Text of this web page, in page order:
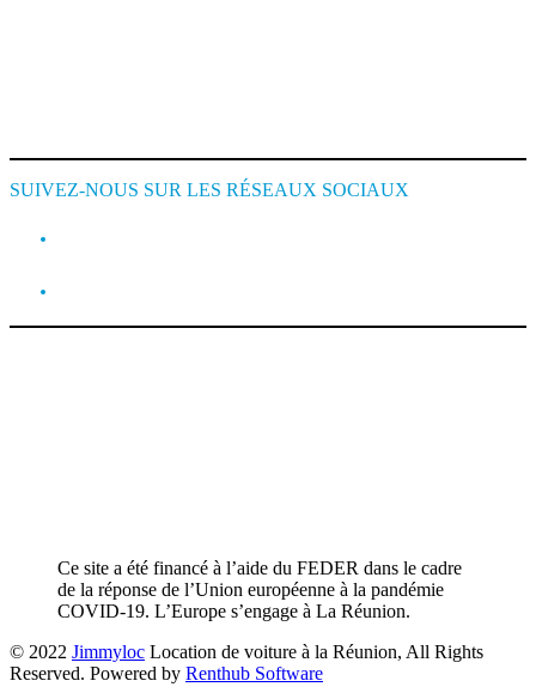
SUIVEZ-NOUS SUR LES RÉSEAUX SOCIAUX
Ce site a été financé à l’aide du FEDER dans le cadre
de la réponse de l’Union européenne à la pandémie
COVID-19. L’Europe s’engage à La Réunion.
© 2022 Jimmyloc Location de voiture à la Réunion, All Rights
Reserved. Powered by Renthub Software